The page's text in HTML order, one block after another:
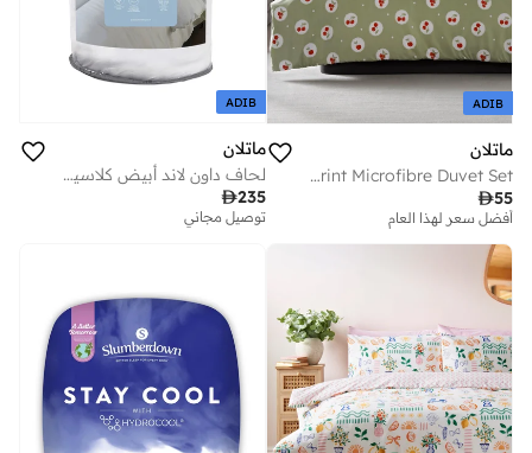
ADIB
ماتلان
Green Cherry Print Microfibre Duvet Set
55
أفضل سعر لهذا العام
ADIB
ماتلان
لحاف داون لاند أبيض كلاسيكي قطن . توج
235
توصيل مجاني